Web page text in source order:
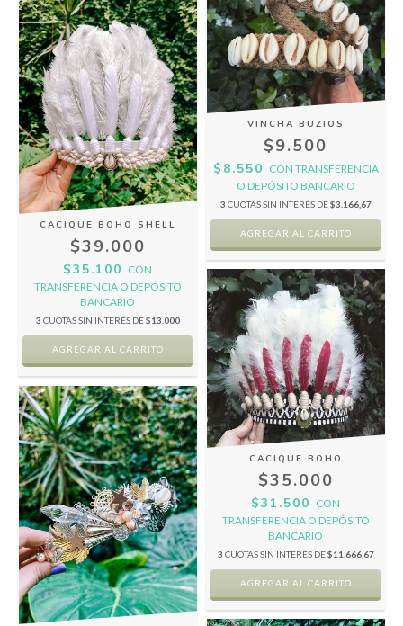
CACIQUE BOHO SHELL
$39.000
$35.100 CON
TRANSFERENCIA O DEPÓSITO
BANCARIO
3 CUOTAS SIN INTERÉS DE$13.000
VINCHA BUZIOS
$9.500
$8.550 CON TRANSFERENCIA
O DEPÓSITO BANCARIO
3 CUOTAS SIN INTERÉS DE$3.166,67
CACIQUE BOHO
$35.000
$31.500 CON
TRANSFERENCIA O DEPÓSITO
BANCARIO
3 CUOTAS SIN INTERÉS DE$11.666,67